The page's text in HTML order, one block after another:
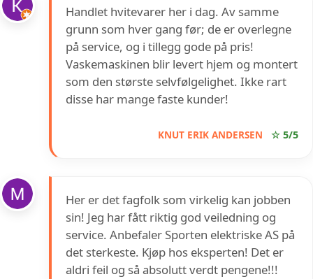
Handlet hvitevarer her i dag. Av samme
grunn som hver gang før; de er overlegne
på service, og i tillegg gode på pris!
Vaskemaskinen blir levert hjem og montert
som den største selvfølgelighet. Ikke rart
disse har mange faste kunder!
KNUT ERIK ANDERSEN ☆ 5/5
Her er det fagfolk som virkelig kan jobben
sin! Jeg har fått riktig god veiledning og
service. Anbefaler Sporten elektriske AS på
det sterkeste. Kjøp hos eksperten! Det er
aldri feil og så absolutt verdt pengene!!!